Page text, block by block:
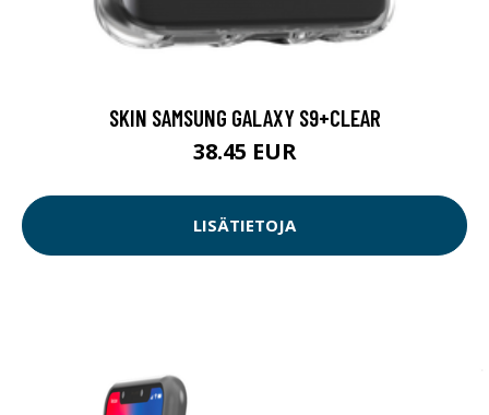
SKIN SAMSUNG GALAXY S9+CLEAR
38.45 EUR
LISÄTIETOJA